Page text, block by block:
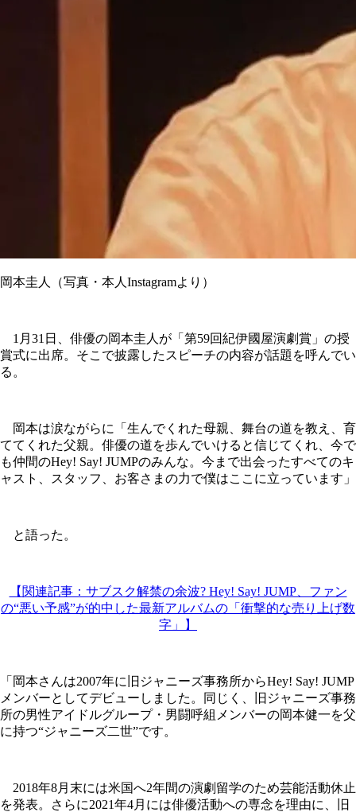
岡本圭人（写真・本人Instagramより）
1月31日、俳優の岡本圭人が「第59回紀伊國屋演劇賞」の授
賞式に出席。そこで披露したスピーチの内容が話題を呼んでい
る。
岡本は涙ながらに「生んでくれた母親、舞台の道を教え、育
ててくれた父親。俳優の道を歩んでいけると信じてくれ、今で
も仲間のHey! Say! JUMPのみんな。今まで出会ったすべてのキ
ャスト、スタッフ、お客さまの力で僕はここに立っています」
と語った。
【関連記事：サブスク解禁の余波? Hey! Say! JUMP、ファン
の“悪い予感”が的中した最新アルバムの「衝撃的な売り上げ数
字」】
「岡本さんは2007年に旧ジャニーズ事務所からHey! Say! JUMP
メンバーとしてデビューしました。同じく、旧ジャニーズ事務
所の男性アイドルグループ・男闘呼組メンバーの岡本健一を父
に持つ“ジャニーズ二世”です。
2018年8月末には米国へ2年間の演劇留学のため芸能活動休止
を発表。さらに2021年4月には俳優活動への専念を理由に、旧